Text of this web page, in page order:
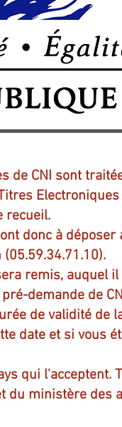
de CNI sont
recueil.
donc à
remis, auquel
demande de
de validité
date et si vous
qui
du ministère des